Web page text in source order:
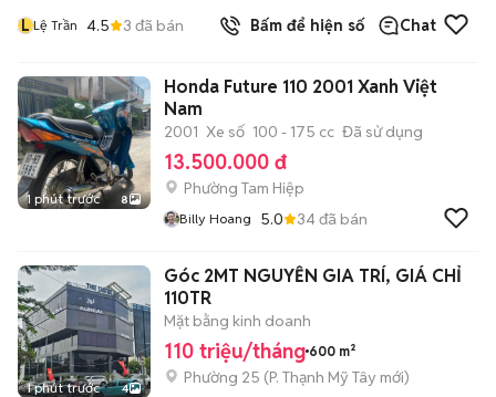
L Lệ Trần 4.5 3 đã bán Bấm để hiện số Chat
1 phút trước 8
Honda Future 110 2001 Xanh Việt
Nam
2001 Xe số 100 - 175 cc Đã sử dụng
13.500.000 đ
Phường Tam Hiệp
Billy Hoang 5.0 34đã bán
1 phút trước 4
Góc 2MT NGUYỄN GIA TRÍ, GIÁ CHỈ
110TR
Mặt bằng kinh doanh
110 triệu/tháng 600 m²
Phường 25 (P. Thạnh Mỹ Tây mới)